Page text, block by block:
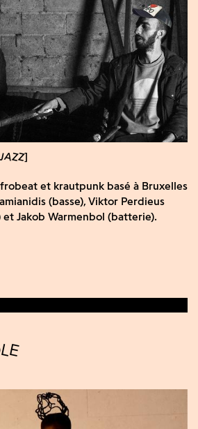
et krautpunk basé à Bruxelles
(basse), Viktor Perdieus
Jakob Warmenbol (batterie).